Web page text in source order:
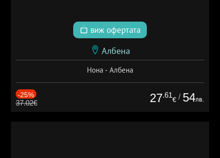
виж офертата
Албена
Нона - Албена
-25%
37.02€ 27.61
€ / 54лв.